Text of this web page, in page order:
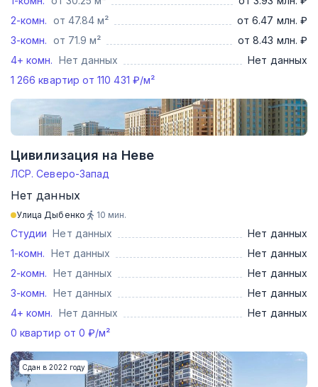
2-комн. от 47.84 м²
от 6.47 млн. ₽
3-комн. от 71.9 м²
от 8.43 млн. ₽
4+ комн. Нет данных
Нет данных
1 266 квартир от110 431 ₽/м²
Цивилизация на Неве
ЛСР. Северо-Запад
Нет данных
Улица Дыбенко 10 мин.
Студии Нет данных
Нет данных
1-комн. Нет данных
Нет данных
2-комн. Нет данных
Нет данных
3-комн. Нет данных
Нет данных
4+ комн. Нет данных
Нет данных
0 квартир от 0 ₽/м²
Сдан в 2022 году